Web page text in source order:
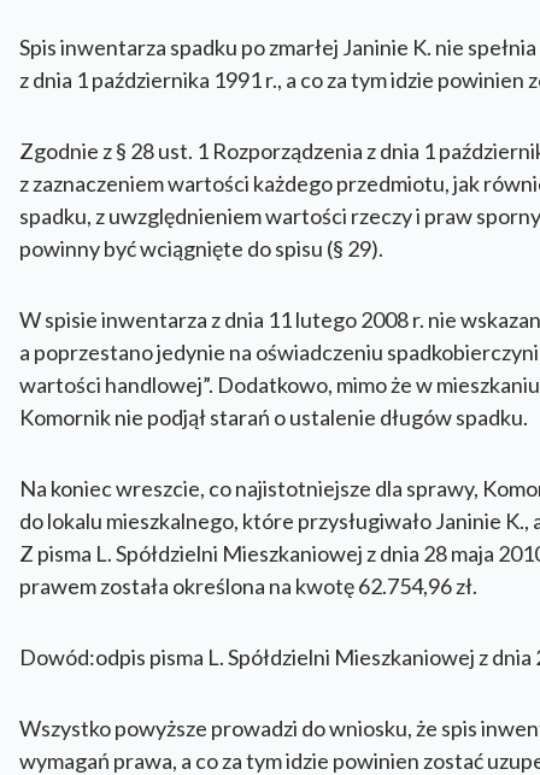
Spis inwentarza spadku po zmarłej Janinie K. nie
z dnia 1 października 1991 r., a co za tym idzie
Zgodnie z § 28 ust. 1 Rozporządzenia z dnia 1
z zaznaczeniem wartości każdego przedmiotu, jak
spadku, z uwzględnieniem wartości rzeczy i praw
powinny być wciągnięte do spisu (§ 29).
W spisie inwentarza z dnia 11 lutego 2008 r. nie
a poprzestano jedynie na oświadczeniu
wartości handlowej”. Dodatkowo, mimo że w
Komornik nie podjął starań o ustalenie długów spadku.
Na koniec wreszcie, co najistotniejsze dla sprawy,
do lokalu mieszkalnego, które przysługiwało Janinie
Z pisma L. Spółdzielni Mieszkaniowej z dnia 28 maja
prawem została określona na kwotę 62.754,96 zł.
Dowód:odpis pisma L. Spółdzielni Mieszkaniowej z dnia
Wszystko powyższe prowadzi do wniosku, że spis
wymagań prawa, a co za tym idzie powinien zostać